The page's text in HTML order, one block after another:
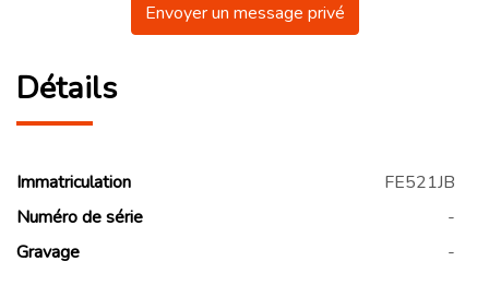
Envoyer un message privé
Détails
Immatriculation
FE521JB
Numéro de série
-
Gravage
-